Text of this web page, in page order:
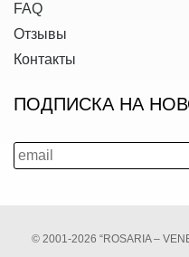
FAQ
Отзывы
Контакты
ПОДПИСКА НА
© 2001-2026 “ROSARIA –